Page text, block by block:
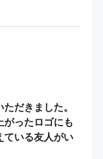
だきました。
がったロゴにも
ている友人がい